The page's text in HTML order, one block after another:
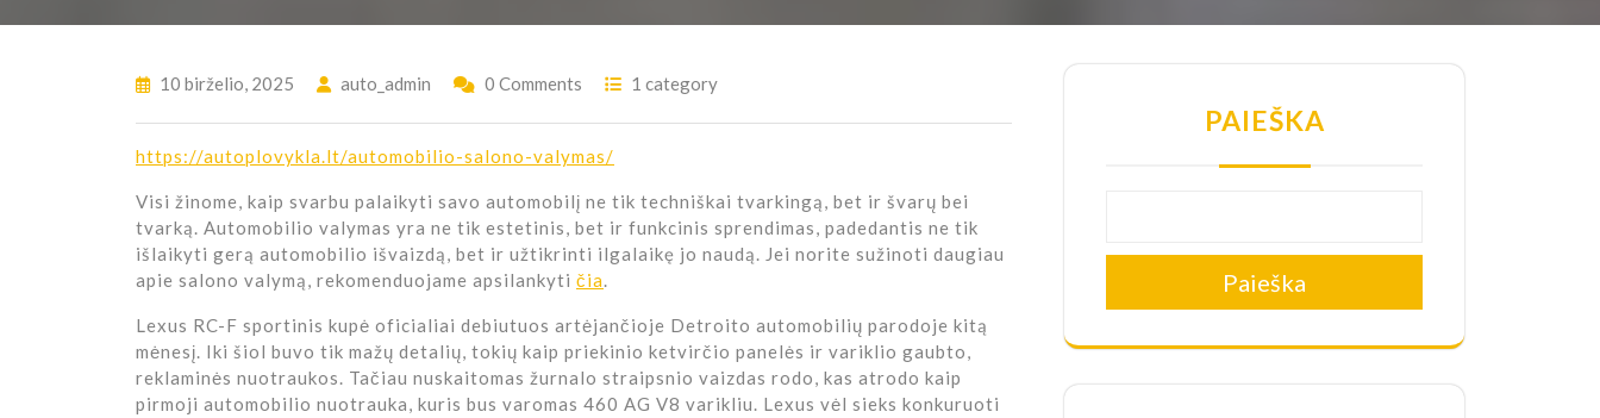
10 birželio, 2025 auto_admin 0 Comments 1 category
https://autoplovykla.lt/automobilio-salono-valymas/
Visi žinome, kaip svarbu palaikyti savo automobilį ne tik techniškai tvarkingą, bet ir švarų bei
tvarką. Automobilio valymas yra ne tik estetinis, bet ir funkcinis sprendimas, padedantis ne tik
išlaikyti gerą automobilio išvaizdą, bet ir užtikrinti ilgalaikę jo naudą. Jei norite sužinoti daugiau
apie salono valymą, rekomenduojame apsilankyti čia.
Lexus RC-F sportinis kupė oficialiai debiutuos artėjančioje Detroito automobilių parodoje kitą
mėnesį. Iki šiol buvo tik mažų detalių, tokių kaip priekinio ketvirčio panelės ir variklio gaubto,
reklaminės nuotraukos. Tačiau nuskaitomas žurnalo straipsnio vaizdas rodo, kas atrodo kaip
pirmoji automobilio nuotrauka, kuris bus varomas 460 AG V8 varikliu. Lexus vėl sieks konkuruoti
PAIEŠKA
Paieška